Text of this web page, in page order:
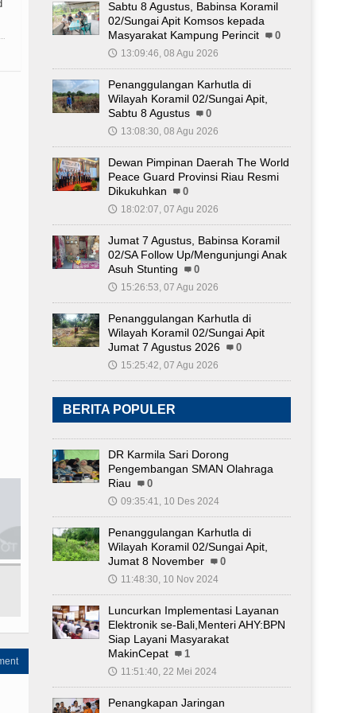
Sabtu 8 Agustus, Babinsa Koramil
02/Sungai Apit Komsos kepada
Masyarakat Kampung Perincit
0
🕔 13:09:46, 08 Agu 2026
Penanggulangan Karhutla di
Wilayah Koramil 02/Sungai Apit,
Sabtu 8 Agustus
0
🕔 13:08:30, 08 Agu 2026
Dewan Pimpinan Daerah The World
Peace Guard Provinsi Riau Resmi
Dikukuhkan
0
🕔 18:02:07, 07 Agu 2026
Jumat 7 Agustus, Babinsa Koramil
02/SA Follow Up/Mengunjungi Anak
Asuh Stunting
0
🕔 15:26:53, 07 Agu 2026
Penanggulangan Karhutla di
Wilayah Koramil 02/Sungai Apit
Jumat 7 Agustus 2026
0
🕔 15:25:42, 07 Agu 2026
BERITA POPULER
DR Karmila Sari Dorong
Pengembangan SMAN Olahraga
Riau
0
🕔 09:35:41, 10 Des 2024
Penanggulangan Karhutla di
Wilayah Koramil 02/Sungai Apit,
Jumat 8 November
0
🕔 11:48:30, 10 Nov 2024
Luncurkan Implementasi Layanan
Elektronik se-Bali,Menteri AHY:BPN
Siap Layani Masyarakat
MakinCepat
1
🕔 11:51:40, 22 Mei 2024
Penangkapan Jaringan